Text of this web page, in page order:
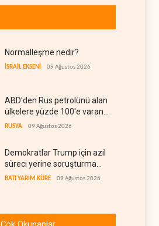
Normalleşme nedir?
İSRAİL EKSENİ 09 Ağustos 2026
ABD'den Rus petrolünü alan
ülkelere yüzde 100'e varan
gümrük vergisi
RUSYA 09 Ağustos 2026
Demokratlar Trump için azil
süreci yerine soruşturma
hazırlıyor
BATI YARIM KÜRE 09 Ağustos 2026
Afrika'daki petrol